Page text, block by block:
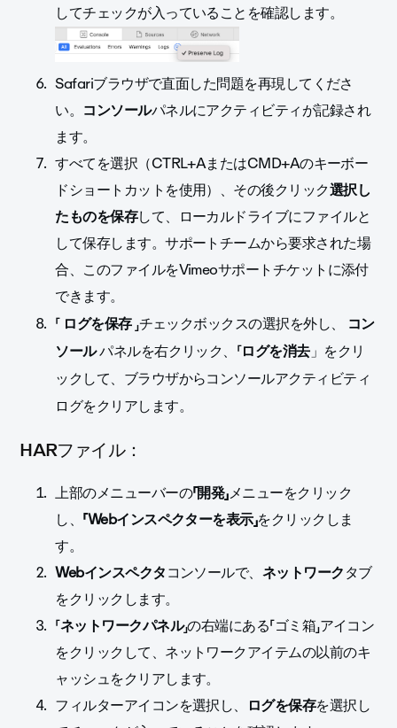
してチェックが入っていることを確認します。
Safariブラウザで直面した問題を再現してくださ
い。 コンソールパネルにアクティビティが記録され
ます。
すべてを選択（CTRL+AまたはCMD+Aのキーボー
ドショートカットを使用）、その後クリック選択し
たものを保存して、ローカルドライブにファイルと
して保存します。サポートチームから要求された場
合、このファイルをVimeoサポートチケットに添付
できます。
「ログを保存」チェックボックスの選択を外し、
コン
ソールパネルを右クリック、「ログを消去」をクリ
ックして、ブラウザからコンソールアクティビティ
ログをクリアします。
HARファイル：
上部のメニューバーの「開発」メニューをクリック
し、 「Webインスペクターを表示」をクリックしま
す。
Webインスペクタコンソールで、 ネットワークタブ
をクリックします。
「ネットワークパネル」の右端にある「ゴミ箱」アイコン
をクリックして、ネットワークアイテムの以前のキ
ャッシュをクリアします。
フィルターアイコンを選択し、 ログを保存を選択し